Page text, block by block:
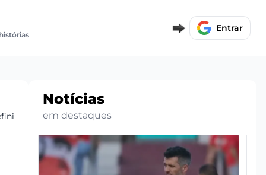
Entrar
Notícias
em destaques